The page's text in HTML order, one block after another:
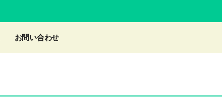
お問い合わせ